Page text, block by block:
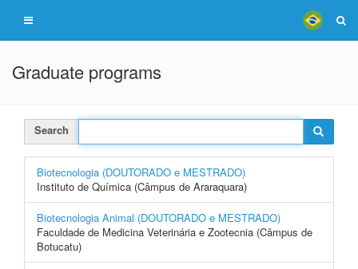
Graduate programs
Search
Biotecnologia (DOUTORADO e MESTRADO)
Instituto de Química (Câmpus de Araraquara)
Biotecnologia Animal (DOUTORADO e MESTRADO)
Faculdade de Medicina Veterinária e Zootecnia (Câmpus de
Botucatu)